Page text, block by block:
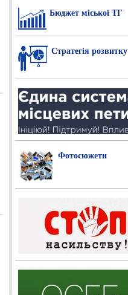
Бюджет міської ТГ
Стратегія
Фотосюжети